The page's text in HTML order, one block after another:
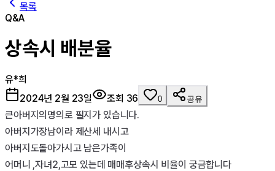
목록
Q&A
상속시 배분율
유*희
2024년 2월 23일
조회 36 0 공유
큰아버지의명의로 필지가 있습니다.
아버지가장남이라 제산세 내시고
아버지도돌아가시고 남은가족이
어머니 ,자녀2,고모 있는데 매매후상속시 비율이 궁금합니다